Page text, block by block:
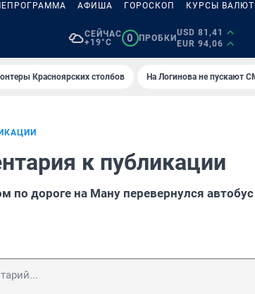
АФИША ГОРОСКОП КУРСЫ ВАЛЮТ
СЕЙЧАС
+19°C
0 ПРОБКИ
USD 81,41
EUR 94,06
Красноярских столбов На Логинова не пускают
к публикации
по дороге на Ману перевернулся автобус